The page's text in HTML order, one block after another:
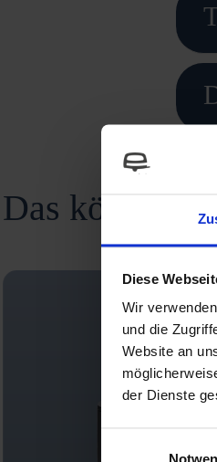
Diese
Wir
und die
Website an
der Dienste
Das könnte